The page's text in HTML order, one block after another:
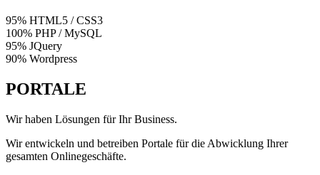
95% HTML5 / CSS3
100% PHP / MySQL
95% JQuery
90% Wordpress
PORTALE
Wir haben Lösungen für Ihr Business.
Wir entwickeln und betreiben Portale für die Abwicklung Ihrer
gesamten Onlinegeschäfte.